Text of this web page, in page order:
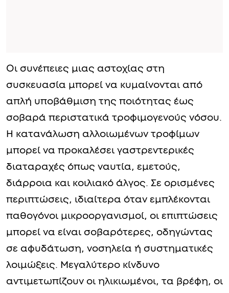
Οι συνέπειες μιας αστοχίας στη
συσκευασία μπορεί να κυμαίνονται από
απλή υποβάθμιση της ποιότητας έως
σοβαρά περιστατικά τροφιμογενούς νόσου.
Η κατανάλωση αλλοιωμένων τροφίμων
μπορεί να προκαλέσει γαστρεντερικές
διαταραχές όπως ναυτία, εμετούς,
διάρροια και κοιλιακό άλγος. Σε ορισμένες
περιπτώσεις, ιδιαίτερα όταν εμπλέκονται
παθογόνοι μικροοργανισμοί, οι επιπτώσεις
μπορεί να είναι σοβαρότερες, οδηγώντας
σε αφυδάτωση, νοσηλεία ή συστηματικές
λοιμώξεις. Μεγαλύτερο κίνδυνο
αντιμετωπίζουν οι ηλικιωμένοι, τα βρέφη, οι